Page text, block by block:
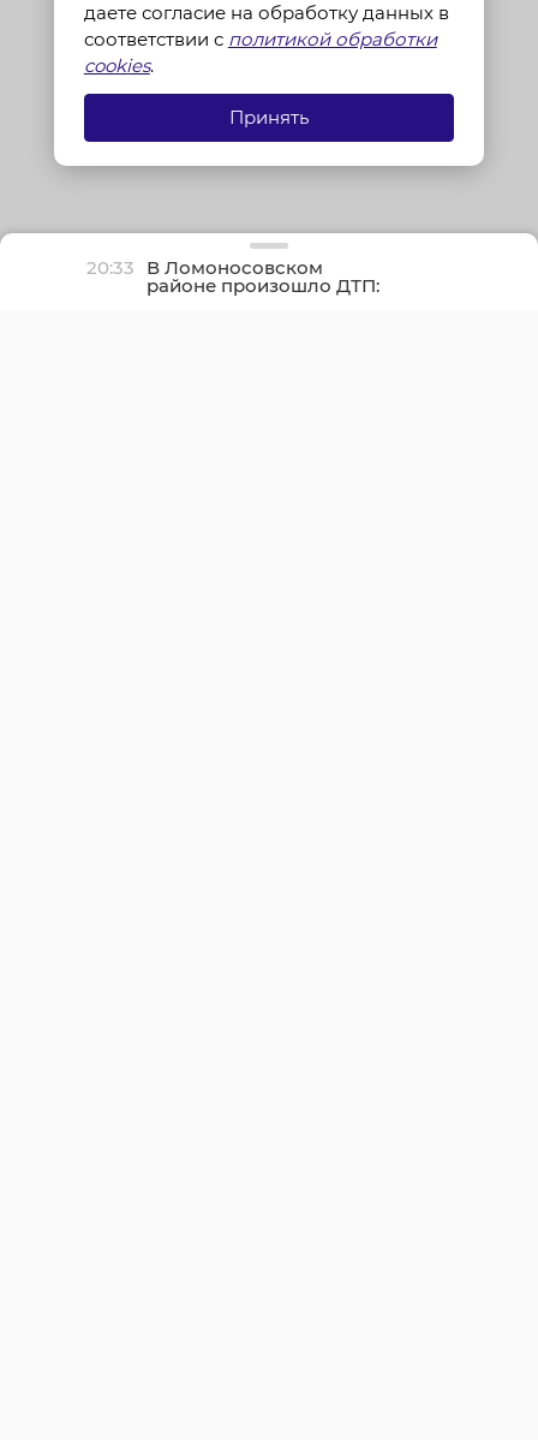
20:33 В Ломоносовском
районе произошло ДТП:
водитель «Газели»
даете согласие на обработку данных в
соответствии с политикой обработки
cookies.
Принять